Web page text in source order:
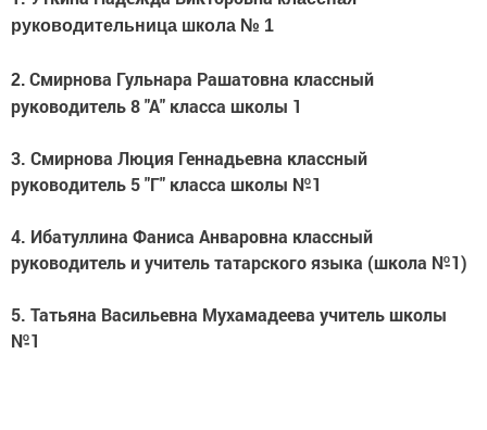
руководительница школа № 1
2. Смирнова Гульнара Рашатовна классный
руководитель 8 "А" класса школы 1
3. Смирнова Люция Геннадьевна классный
руководитель 5 "Г" класса школы №1
4. Ибатуллина Фаниса Анваровна классный
руководитель и учитель татарского языка (школа №1)
5. Татьяна Васильевна Мухамадеева учитель школы
№1